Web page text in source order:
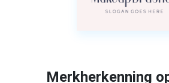
Merkherkenning